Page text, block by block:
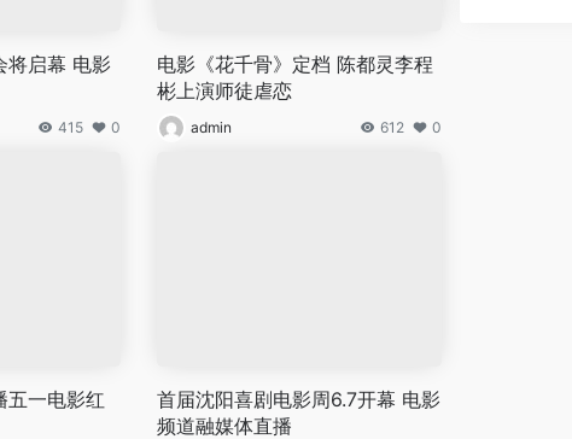
将启幕 电影
415 0
电影《花千骨》定档 陈都灵李程
彬上演师徒虐恋
admin 612 0
五一电影红
首届沈阳喜剧电影周6.7开幕 电影
频道融媒体直播